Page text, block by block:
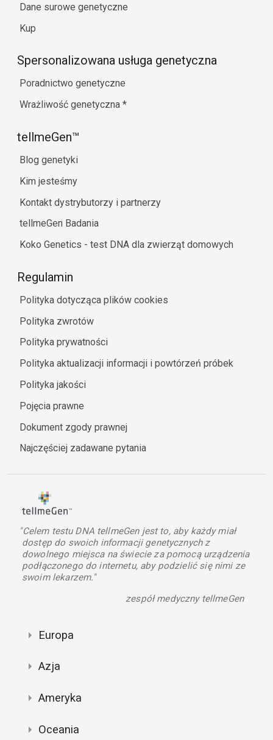
Dane surowe genetyczne
Kup
Spersonalizowana usługa genetyczna
Poradnictwo genetyczne
Wrażliwość genetyczna *
tellmeGen™
Blog genetyki
Kim jesteśmy
Kontakt dystrybutorzy i partnerzy
tellmeGen Badania
Koko Genetics - test DNA dla zwierząt domowych
Regulamin
Polityka dotycząca plików cookies
Polityka zwrotów
Polityka prywatności
Polityka aktualizacji informacji i powtórzeń próbek
Polityka jakości
Pojęcia prawne
Dokument zgody prawnej
Najczęściej zadawane pytania
"Celem testu DNA tellmeGen jest to, aby każdy miał
dostęp do swoich informacji genetycznych z
dowolnego miejsca na świecie za pomocą urządzenia
podłączonego do internetu, aby podzielić się nimi ze
swoim lekarzem."
zespół medyczny tellmeGen
Europa
Azja
Ameryka
Oceania